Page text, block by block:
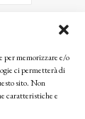
per memorizzare e/o
ci permetterà di
sito. Non
caratteristiche e
trattate